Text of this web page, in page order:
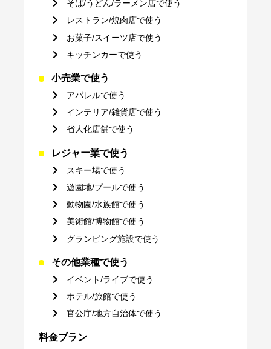
そば/うどん/ラーメン店で使う
レストラン/焼肉店で使う
お菓子/スイーツ店で使う
キッチンカーで使う
小売業で使う
アパレルで使う
インテリア/雑貨店で使う
省人化店舗で使う
レジャー業で使う
スキー場で使う
遊園地/プールで使う
動物園/水族館で使う
美術館/博物館で使う
グランピング施設で使う
その他業種で使う
イベント/ライブで使う
ホテル/旅館で使う
官公庁/地方自治体で使う
料金プラン